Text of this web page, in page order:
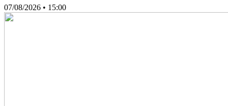
07/08/2026 • 15:00